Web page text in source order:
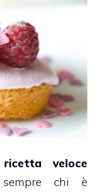
ricetta veloce
chi è